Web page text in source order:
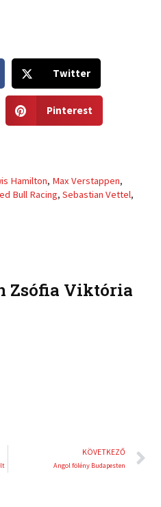
h
Twitter
h
n
p
s
Pinterest
Hamilton, Max Verstappen,
Bull Racing,Sebastian Vettel,
Zsófia Viktória
KÖVETKEZŐ
Angol fölény Budapesten